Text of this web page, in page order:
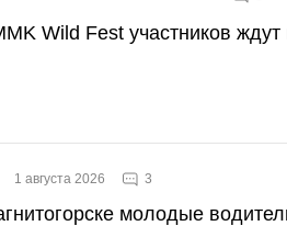
Wild Fest участников ждут
1 августа 2026 3
молодые